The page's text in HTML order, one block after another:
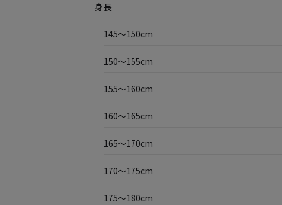
身長
145〜150cm
150〜155cm
155〜160cm
160〜165cm
165〜170cm
170〜175cm
175〜180cm